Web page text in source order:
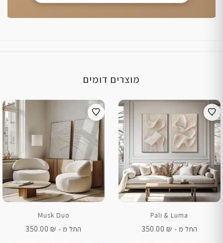
מוצרים דומים
Pali & Luma
החל מ -
350.00 ₪
Musk Duo
החל מ -
350.00 ₪